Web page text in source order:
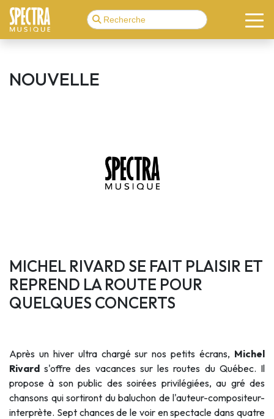
NOUVELLE
MICHEL RIVARD SE FAIT PLAISIR ET
REPREND LA ROUTE POUR
QUELQUES CONCERTS
Après un hiver ultra chargé sur nos petits écrans, Michel
Rivard s'offre des vacances sur les routes du Québec. Il
propose à son public des soirées privilégiées, au gré des
chansons qui sortiront du baluchon de l'auteur-compositeur-
interprète. Sept chances de le voir en spectacle dans quatre